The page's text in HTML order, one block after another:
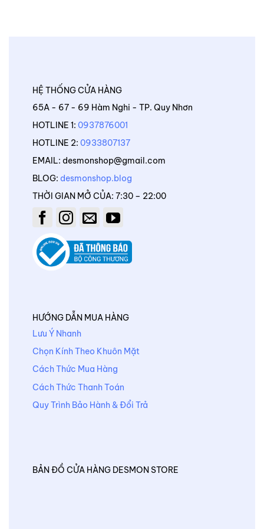
HỆ THỐNG CỬA HÀNG
65A - 67 - 69 Hàm Nghi - TP. Quy Nhơn
HOTLINE 1: 0937876001
HOTLINE 2: 0933807137
EMAIL: desmonshop@gmail.com
BLOG: desmonshop.blog
THỜI GIAN MỞ CỦA: 7:30 – 22:00
HƯỚNG DẪN MUA HÀNG
Lưu Ý Nhanh
Chọn Kính Theo Khuôn Mặt
Cách Thức Mua Hàng
Cách Thức Thanh Toán
Quy Trình Bảo Hành & Đổi Trả
BẢN ĐỒ CỬA HÀNG DESMON STORE